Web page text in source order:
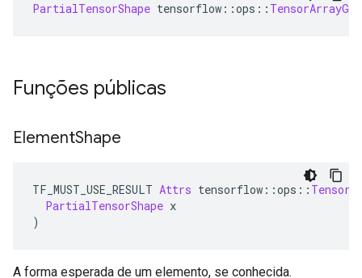
PartialTensorShape tensorflow ::ops ::
Funções públicas
ElementShape
TF_MUST_USE_RESULT Attrs tensorflow ::ops ::
PartialTensorShape x
)
A forma esperada de um elemento, se conhecida.